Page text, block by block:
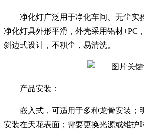
净化灯广泛用于净化车间、无尘实
净化灯具外形平滑，外壳采用铝材+PC
斜边式设计，不积尘，易清洗。
产品安装：
嵌入式，可适用于多种龙骨安装；
安装在天花表面；需要更换光源或维护